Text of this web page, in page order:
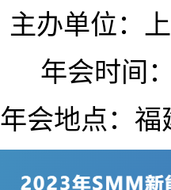
主办单位：
年会时间
年会地点：福